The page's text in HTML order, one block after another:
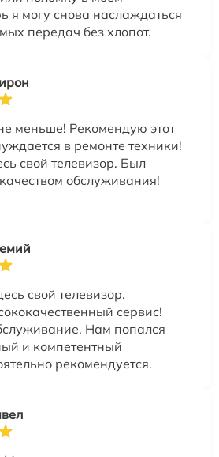
я могу снова наслаждаться
передач без хлопот.
меньше! Рекомендую этот
в ремонте техники!
свой телевизор. Был
обслуживания!
свой телевизор.
сервис!
Нам попался
и компетентный
рекомендуется.